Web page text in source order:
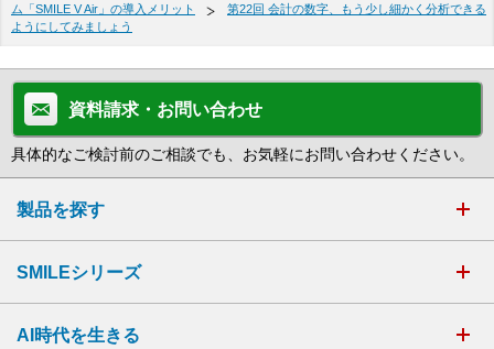
ム「SMILE V Air」の導入メリット
第22回 会計の数字、もう少し細かく分析できる
ようにしてみましょう
資料請求・お問い合わせ
具体的なご検討前のご相談でも、お気軽にお問い合わせください。
製品を探す
SMILEシリーズ
AI時代を生きる